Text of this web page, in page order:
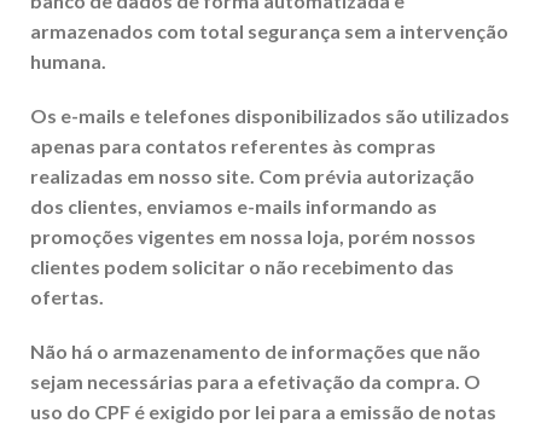
armazenados com total segurança sem a intervenção
humana.
Os e-mails e telefones disponibilizados são utilizados
apenas para contatos referentes às compras
realizadas em nosso site. Com prévia autorização
dos clientes, enviamos e-mails informando as
promoções vigentes em nossa loja, porém nossos
clientes podem solicitar o não recebimento das
ofertas.
Não há o armazenamento de informações que não
sejam necessárias para a efetivação da compra. O
uso do CPF é exigido por lei para a emissão de notas